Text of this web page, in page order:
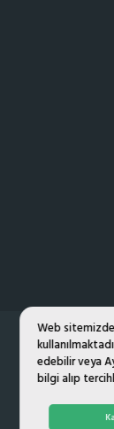
Web
edebilir veya
bilgi alıp